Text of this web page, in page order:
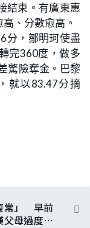
結束。有廣東惠
、分數愈高。
分，鄒明珂使盡
完360度，做多
驚險奪金。巴黎
就以83.47分摘
常」 早前
母過度寵